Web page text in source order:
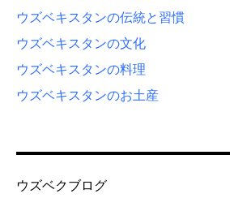
ウズベキスタンの伝統と習慣
ウズベキスタンの文化
ウズベキスタンの料理
ウズベキスタンのお土産
ウズベクブログ